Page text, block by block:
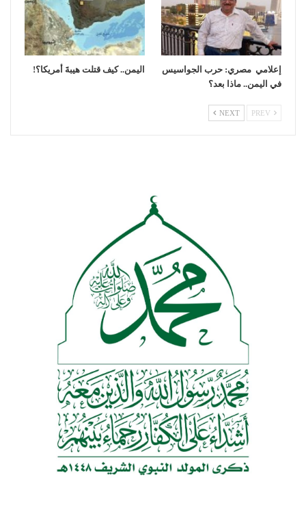
إعلامي مصري: حرب الجواسيس
في اليمن.. ماذا بعد؟
اليمن.. كيف قتلت هيبةَ أمريكا؟!
NEXT